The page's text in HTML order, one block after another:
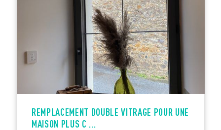
REMPLACEMENT DOUBLE VITRAGE POUR UNE
MAISON PLUS C ...